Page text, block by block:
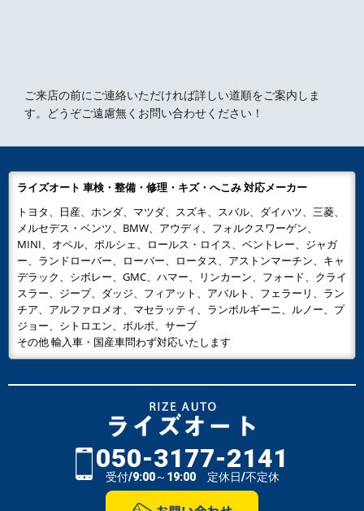
ご来店の前にご連絡いただければ詳しい道順をご案内しま
す。どうぞご遠慮無くお問い合わせください！
ライズオート 車検・整備・修理・キズ・へこみ 対応メーカー
トヨタ、日産、ホンダ、マツダ、スズキ、スバル、ダイハツ、三菱、
メルセデス・ベンツ、BMW、アウディ、フォルクスワーゲン、
MINI、オペル、ポルシェ、ロールス・ロイス、ベントレー、ジャガ
ー、ランドローバー、ローバー、ロータス、アストンマーチン、キャ
デラック、シボレー、GMC、ハマー、リンカーン、フォード、クライ
スラー、ジープ、ダッジ、フィアット、アバルト、フェラーリ、ラン
チア、アルファロメオ、マセラッティ、ランボルギーニ、ルノー、プ
ジョー、シトロエン、ボルボ、サーブ
その他 輸入車・国産車問わず対応いたします
050-3177-2141
受付/9:00～19:00 定休日/不定休